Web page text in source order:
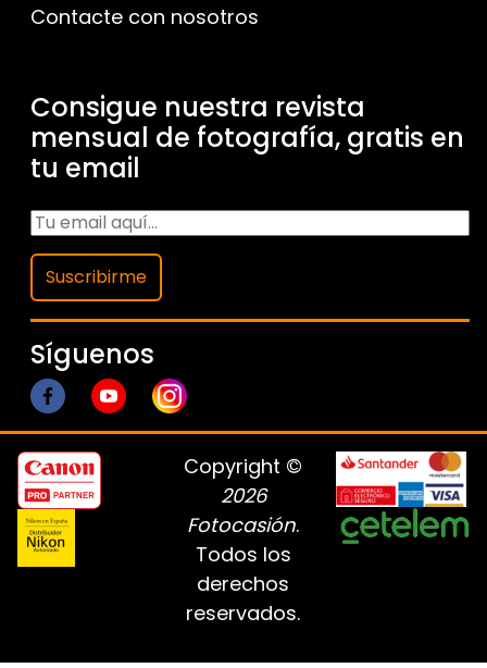
Contacte con nosotros
Consigue nuestra revista
mensual de fotografía, gratis en
tu email
Suscribirme
Síguenos
Copyright ©
2026
Fotocasión.
Todos los
derechos
reservados.